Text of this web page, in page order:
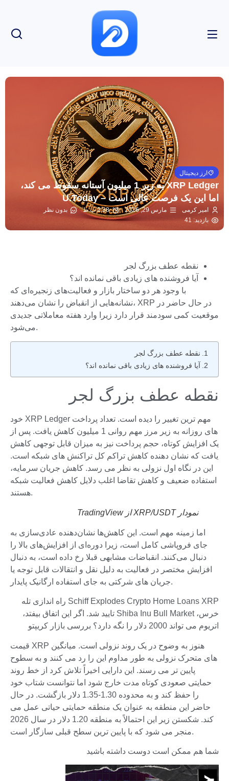
ارز دیجیتال
XRP Ledger به زیر 1 میلیون آستانه سقوط می کند،
اما این یک فرصت عالی است – U.Today
امیر کرمی مارس 29, 2026 2:38 ب.ظ
بدون نظر
بازدید: 41
نقطه عطف بزرگ لجر
آیا فروشنده های زیادی باقی نمانده اند؟
با وجود هر دو ساختار بازار و فعالیت‌های زنجیره‌ای که
نشانه‌هایی از انقباض را نشان می‌دهند، XRP در حال حاضر در
موقعیت کمی سودمند قرار دارد زیرا وارد هفته معاملاتی جدیدی
می‌شود.
نقطه عطف بزرگ لجر
آیا فروشنده های زیادی باقی نمانده اند؟
نقطه عطف بزرگ لجر
خود XRP Ledger مهم ترین تغییر را دیده است. تعداد پرداخت
های روزانه به زیر مرز مهم روانی 1 میلیون کاهش یافت. پس از
یک افزایش کوتاه، حجم پرداخت نیز به میزان قابل توجهی کاهش
یافت که نشان دهنده کاهش تراکم کل تراکنش های شبکه است.
این در نگاه اول نزولی به نظر می رسد. کاهش جریان سرمایه،
استفاده ضعیف و کاهش تقاضا اغلب دلایل کاهش فعالیت شبکه
هستند.
نمودار XRP/USDT از TradingView
اما زمینه مهم است. این کاهش‌ها نشان‌دهنده عادی‌سازی به
جای فروپاشی کامل است، زیرا دوره‌ای از افزایش‌های بالا را
دنبال می‌کنند. انقباضات مشابهی قبلا رخ داده است، به دنبال
افزایش مختصر در فعالیت به دلیل نقل و انتقالات قابل توجه یا
جریان های شرکتی به جای استفاده ارگانیک پایدار.
Schiff Explodes Crypto Home Loans XRP راه اندازی تله
خرس، Shiba Inu Bull Market تایید شد. اگر این اتفاق بیفتد،
اتریوم می تواند 2000 دلار را نگه دارد؟ بررسی بازار کریپتو
قیمت XRP هنوز به وضوح در یک روند نزولی است. میانگین
های متحرک نزولی به طور مداوم این را رد می کنند و به سطوح
پایین تر می رسند. این دارایی اخیراً تلاش کرد از خط روند
حمایتی صعودی کوتاه مدت خارج شود اما نتوانست شتاب خود
را حفظ کند و به محدوده 1.30-1.35 دلار بازگشت. در حال
حاضر این منطقه به عنوان یک منطقه حمایتی حیاتی عمل می
کند. شکستن زیر این احتمالاً به منطقه 1.20 دلار در سال 2026
منجر می شود که با پایین ترین سطح قبلی سازگار است.
شما هم ممکن است دوست داشته باشید